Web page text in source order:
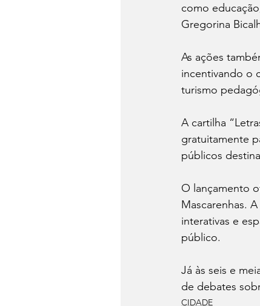
como
Gregorina
As ações
incentivando o
turismo
A cartilha
gratuitamente
públicos
O lançamento
Mascarenhas.
interativas e
público.
Já às seis e
de debates
CIDADE